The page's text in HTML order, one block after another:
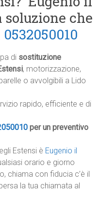
soluzione che
0532050010
di sostituzione
, motorizzazione,
o avvolgibili a Lido
rapido, efficiente e di
per un preventivo
Estensi è Eugenio il
orario e giorno
chiama con fiducia c’è il
la tua chiamata al